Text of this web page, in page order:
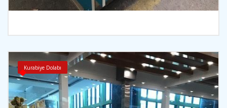
Kurabiye Dolabı